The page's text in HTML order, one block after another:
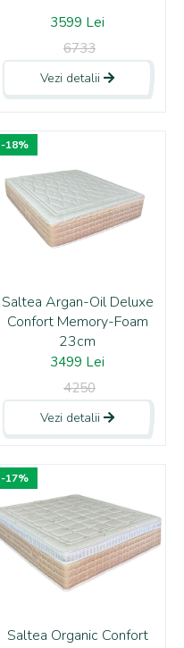
3599 Lei
6733
Vezi detalii
-18%
Saltea Argan-Oil Deluxe
Confort Memory-Foam
23cm
3499 Lei
4250
Vezi detalii
-17%
Saltea Organic Confort